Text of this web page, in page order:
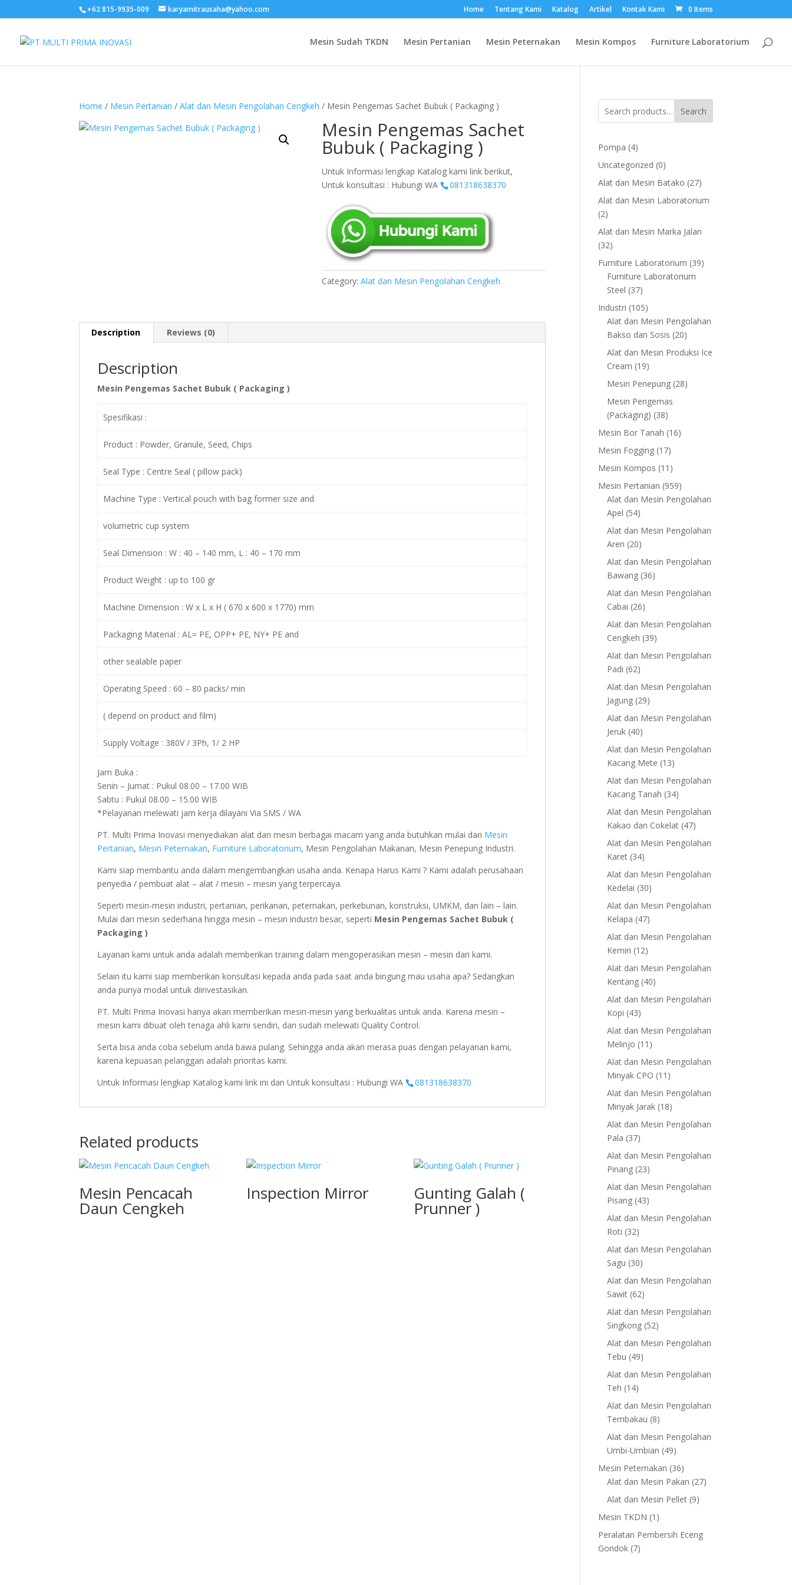
+62 815-9935-009 karyamitrausaha@yahoo.com Home Tentang Kami Katalog Artikel Kontak Kami 0 Items
Mesin Sudah TKDN Mesin Pertanian Mesin Peternakan Mesin Kompos Furniture Laboratorium
Home / Mesin Pertanian /Alat dan Mesin Pengolahan Cengkeh / Mesin Pengemas Sachet Bubuk ( Packaging )
Mesin Pengemas Sachet
Bubuk ( Packaging )
Untuk Informasi lengkap Katalog kami link berikut,
Untuk konsultasi : Hubungi WA
081318638370
Category:Alat dan Mesin Pengolahan Cengkeh
Description Reviews (0)
Description
Mesin Pengemas Sachet Bubuk ( Packaging )
Spesifikasi :
Product : Powder, Granule, Seed, Chips
Seal Type : Centre Seal ( pillow pack)
Machine Type : Vertical pouch with bag former size and
volumetric cup system
Seal Dimension : W : 40 – 140 mm, L : 40 – 170 mm
Product Weight : up to 100 gr
Machine Dimension : W x L x H ( 670 x 600 x 1770) mm
Packaging Material : AL= PE, OPP+ PE, NY+ PE and
other sealable paper
Operating Speed : 60 – 80 packs/ min
( depend on product and film)
Supply Voltage : 380V / 3Ph, 1/ 2 HP
Jam Buka :
Senin – Jumat : Pukul 08.00 – 17.00 WIB
Sabtu : Pukul 08.00 – 15.00 WIB
*Pelayanan melewati jam kerja dilayani Via SMS / WA
PT. Multi Prima Inovasi menyediakan alat dan mesin berbagai macam yang anda butuhkan mulai dari Mesin
Pertanian, Mesin Peternakan, Furniture Laboratorium, Mesin Pengolahan Makanan, Mesin Penepung Industri.
Kami siap membantu anda dalam mengembangkan usaha anda. Kenapa Harus Kami ? Kami adalah perusahaan
penyedia / pembuat alat – alat / mesin – mesin yang terpercaya.
Seperti mesin-mesin industri, pertanian, perikanan, peternakan, perkebunan, konstruksi, UMKM, dan lain – lain.
Mulai dari mesin sederhana hingga mesin – mesin industri besar, seperti Mesin Pengemas Sachet Bubuk (
Packaging )
Layanan kami untuk anda adalah memberikan training dalam mengoperasikan mesin – mesin dari kami.
Selain itu kami siap memberikan konsultasi kepada anda pada saat anda bingung mau usaha apa? Sedangkan
anda punya modal untuk diinvestasikan.
PT. Multi Prima Inovasi hanya akan memberikan mesin-mesin yang berkualitas untuk anda. Karena mesin –
mesin kami dibuat oleh tenaga ahli kami sendiri, dan sudah melewati Quality Control.
Serta bisa anda coba sebelum anda bawa pulang. Sehingga anda akan merasa puas dengan pelayanan kami,
karena kepuasan pelanggan adalah prioritas kami.
Untuk Informasi lengkap Katalog kami link ini dan Untuk konsultasi : Hubungi WA
081318638370
Related products
Mesin Pencacah
Daun Cengkeh
Inspection Mirror Gunting Galah (
Prunner )
Search
Pompa 44
products
Uncategorized 00
products
Alat dan Mesin Batako 2727
Alat dan Mesin Laboratorium
22
products
Alat dan Mesin Marka Jalan
3232
products
Furniture Laboratorium 3939
Furniture Laboratorium
Steel 3737
products
Industri 105105
products
Alat dan Mesin Pengolahan
Bakso dan Sosis 2020
products
Alat dan Mesin Produksi Ice
Cream 1919
products
Mesin Penepung 2828
Mesin Pengemas
(Packaging) 3838
products
Mesin Bor Tanah 1616
Mesin Fogging 1717
products
Mesin Kompos 11 11
products
Mesin Pertanian 959959
products
Alat dan Mesin Pengolahan
Apel 5454
products
Alat dan Mesin Pengolahan
Aren 2020
products
Alat dan Mesin Pengolahan
Bawang 3636
products
Alat dan Mesin Pengolahan
Cabai 2626
products
Alat dan Mesin Pengolahan
Cengkeh 3939
products
Alat dan Mesin Pengolahan
Padi 6262
products
Alat dan Mesin Pengolahan
Jagung 2929
products
Alat dan Mesin Pengolahan
Jeruk 4040
products
Alat dan Mesin Pengolahan
Kacang Mete 1313
products
Alat dan Mesin Pengolahan
Kacang Tanah 3434
products
Alat dan Mesin Pengolahan
Kakao dan Cokelat 4747
products
Alat dan Mesin Pengolahan
Karet 3434
products
Alat dan Mesin Pengolahan
Kedelai 3030
products
Alat dan Mesin Pengolahan
Kelapa 4747
products
Alat dan Mesin Pengolahan
Kemiri 1212
products
Alat dan Mesin Pengolahan
Kentang 4040
products
Alat dan Mesin Pengolahan
Kopi 4343
products
Alat dan Mesin Pengolahan
Melinjo 11 11
products
Alat dan Mesin Pengolahan
Minyak CPO 11 11
products
Alat dan Mesin Pengolahan
Minyak Jarak 1818
products
Alat dan Mesin Pengolahan
Pala 3737
products
Alat dan Mesin Pengolahan
Pinang 2323
products
Alat dan Mesin Pengolahan
Pisang 4343
products
Alat dan Mesin Pengolahan
Roti 3232
products
Alat dan Mesin Pengolahan
Sagu 3030
products
Alat dan Mesin Pengolahan
Sawit 6262
products
Alat dan Mesin Pengolahan
Singkong 5252
products
Alat dan Mesin Pengolahan
Tebu 4949
products
Alat dan Mesin Pengolahan
Teh 1414
products
Alat dan Mesin Pengolahan
Tembakau 88
products
Alat dan Mesin Pengolahan
Umbi-Umbian 4949
products
Mesin Peternakan 3636
products
Alat dan Mesin Pakan 2727
Alat dan Mesin Pellet 99
Mesin TKDN 1 1
product
Peralatan Pembersih Eceng
Gondok 77